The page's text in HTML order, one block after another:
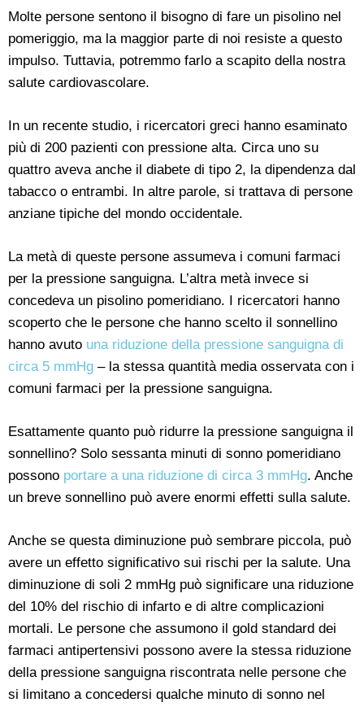
Molte persone sentono il bisogno di fare un pisolino nel
pomeriggio, ma la maggior parte di noi resiste a questo
impulso. Tuttavia, potremmo farlo a scapito della nostra
salute cardiovascolare.
In un recente studio, i ricercatori greci hanno esaminato
più di 200 pazienti con pressione alta. Circa uno su
quattro aveva anche il diabete di tipo 2, la dipendenza dal
tabacco o entrambi. In altre parole, si trattava di persone
anziane tipiche del mondo occidentale.
La metà di queste persone assumeva i comuni farmaci
per la pressione sanguigna. L’altra metà invece si
concedeva un pisolino pomeridiano. I ricercatori hanno
scoperto che le persone che hanno scelto il sonnellino
hanno avuto una riduzione della pressione sanguigna di
circa 5 mmHg – la stessa quantità media osservata con i
comuni farmaci per la pressione sanguigna.
Esattamente quanto può ridurre la pressione sanguigna il
sonnellino? Solo sessanta minuti di sonno pomeridiano
possono portare a una riduzione di circa 3 mmHg. Anche
un breve sonnellino può avere enormi effetti sulla salute.
Anche se questa diminuzione può sembrare piccola, può
avere un effetto significativo sui rischi per la salute. Una
diminuzione di soli 2 mmHg può significare una riduzione
del 10% del rischio di infarto e di altre complicazioni
mortali. Le persone che assumono il gold standard dei
farmaci antipertensivi possono avere la stessa riduzione
della pressione sanguigna riscontrata nelle persone che
si limitano a concedersi qualche minuto di sonno nel